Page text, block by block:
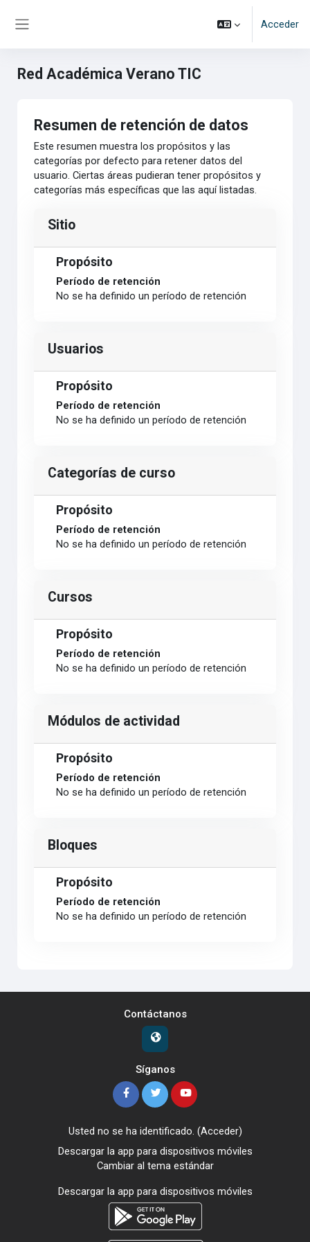
Acceder
Red Académica Verano TIC
Resumen de retención de datos
Este resumen muestra los propósitos y las
categorías por defecto para retener datos del
usuario. Ciertas áreas pudieran tener propósitos y
categorías más específicas que las aquí listadas.
Sitio
Propósito
Período de retención
No se ha definido un período de retención
Usuarios
Propósito
Período de retención
No se ha definido un período de retención
Categorías de curso
Propósito
Período de retención
No se ha definido un período de retención
Cursos
Propósito
Período de retención
No se ha definido un período de retención
Módulos de actividad
Propósito
Período de retención
No se ha definido un período de retención
Bloques
Propósito
Período de retención
No se ha definido un período de retención
Contáctanos
Síganos
Usted no se ha identificado. (Acceder)
Descargar la app para dispositivos móviles
Cambiar al tema estándar
Descargar la app para dispositivos móviles